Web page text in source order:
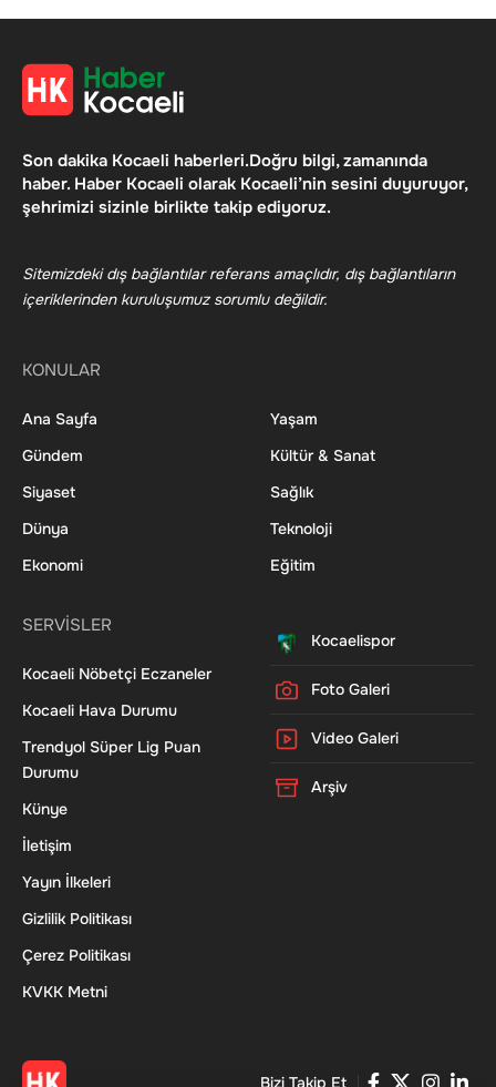
Son dakika Kocaeli haberleri.Doğru bilgi, zamanında
haber. Haber Kocaeli olarak Kocaeli’nin sesini duyuruyor,
şehrimizi sizinle birlikte takip ediyoruz.
Sitemizdeki dış bağlantılar referans amaçlıdır, dış bağlantıların
içeriklerinden kuruluşumuz sorumlu değildir.
KONULAR
Ana Sayfa
Gündem
Siyaset
Dünya
Ekonomi
Yaşam
Kültür & Sanat
Sağlık
Teknoloji
Eğitim
SERVİSLER
Kocaeli Nöbetçi Eczaneler
Kocaeli Hava Durumu
Trendyol Süper Lig Puan
Durumu
Künye
İletişim
Yayın İlkeleri
Gizlilik Politikası
Çerez Politikası
KVKK Metni
Kocaelispor
Foto Galeri
Video Galeri
Arşiv